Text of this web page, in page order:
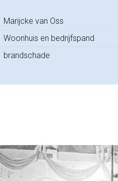
Marijcke van Oss
Woonhuis en bedrijfspand
brandschade